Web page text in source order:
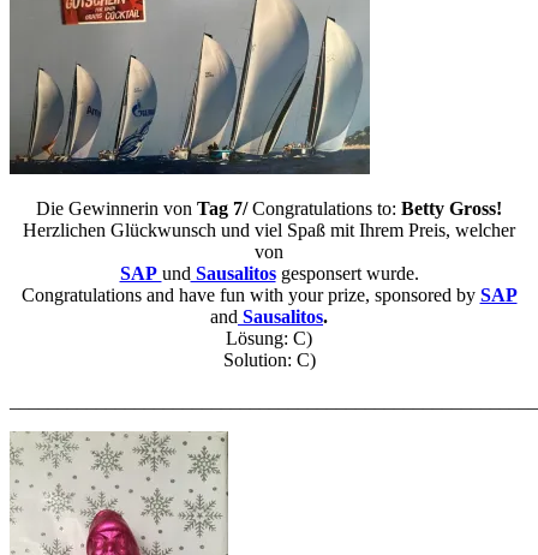
Die Gewinnerin von Tag 7/Congratulations to: Betty Gross!
Herzlichen Glückwunsch und viel Spaß mit Ihrem Preis, welcher
von
SAP undSausalitos gesponsert wurde.
Congratulations and have fun with your prize, sponsored by SAP
and Sausalitos.
Lösung: C)
Solution: C)